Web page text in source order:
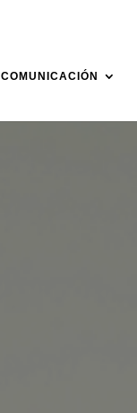
COMUNICACIÓN